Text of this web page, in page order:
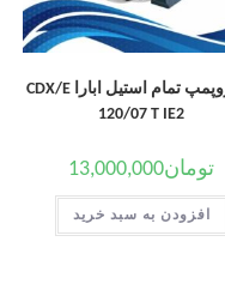
الکتروپمپ تمام استیل ابارا CDX/E
120/07 T IE2
تومان13,000,000
افزودن به سبد خرید